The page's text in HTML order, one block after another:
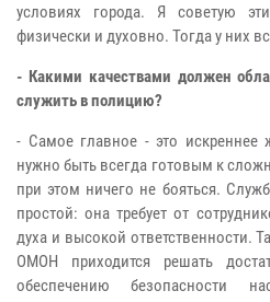
условиях города. Я советую
физически и духовно. Тогда у них
- Какими качествами должен
служить в полицию?
- Самое главное - это
нужно быть всегда готовым к
при этом ничего не бояться.
простой: она требует от
духа и высокой ответственности.
ОМОН приходится решать
обеспечению безопасности